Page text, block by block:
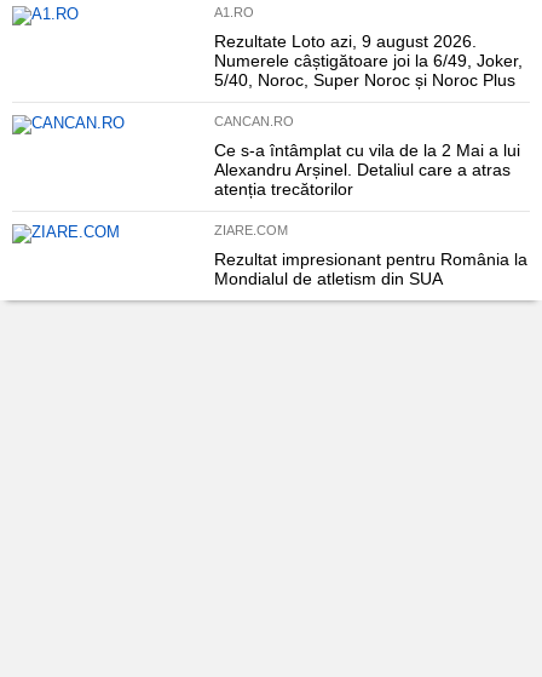
A1.RO
Rezultate Loto azi, 9 august 2026.
Numerele câștigătoare joi la 6/49, Joker,
5/40, Noroc, Super Noroc și Noroc Plus
CANCAN.RO
Ce s-a întâmplat cu vila de la 2 Mai a lui
Alexandru Arșinel. Detaliul care a atras
atenția trecătorilor
ZIARE.COM
Rezultat impresionant pentru România la
Mondialul de atletism din SUA